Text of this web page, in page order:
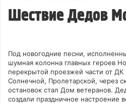
Шествие Дедов
Под новогодние песни,
шумная колонна главных героев
перекрытой проезжей части от ДК
Солнечной, Пролетарской, через
остановок стал Дом ветеранов.
создали праздничное настроение